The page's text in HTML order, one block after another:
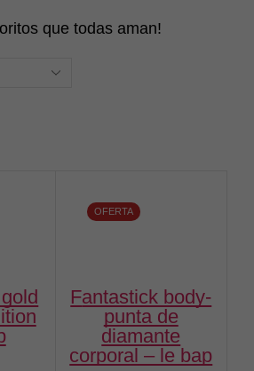
que todas aman!
OFERTA
fantastick body-
punta de
diamante
corporal – le bap